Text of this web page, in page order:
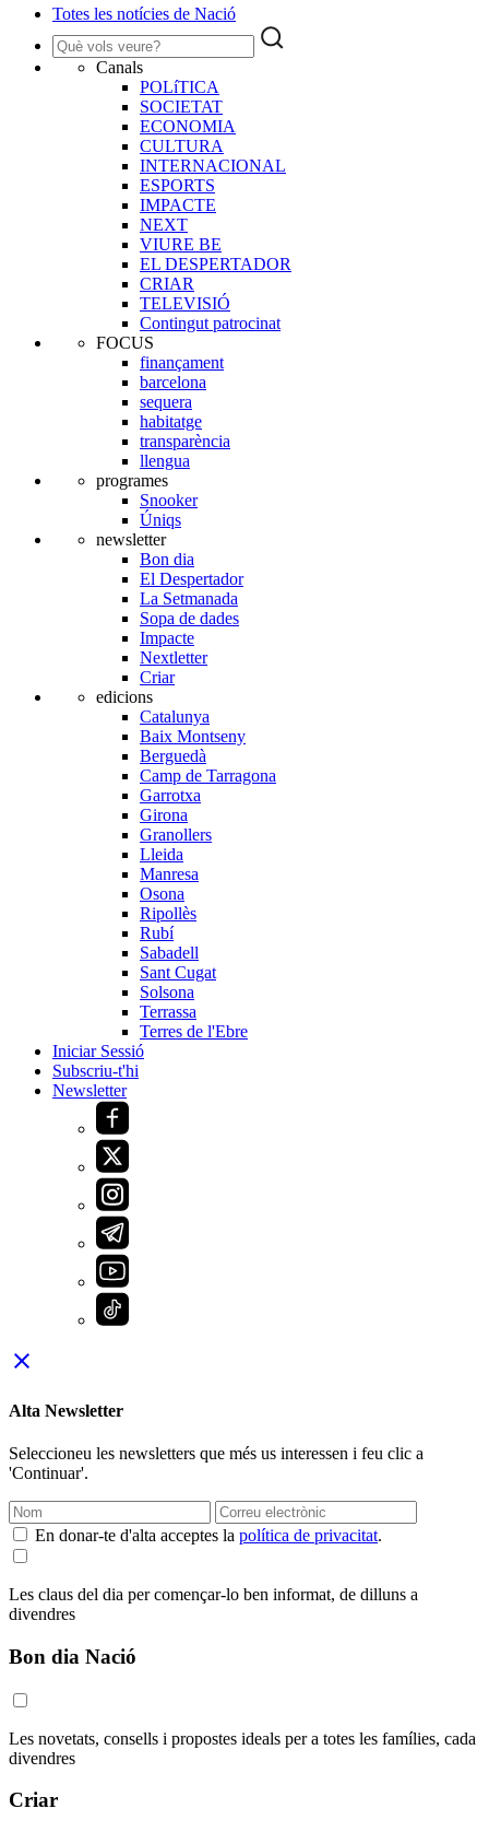
Totes les notícies de Nació
Canals
POLíTICA
SOCIETAT
ECONOMIA
CULTURA
INTERNACIONAL
ESPORTS
IMPACTE
NEXT
VIURE BE
EL DESPERTADOR
CRIAR
TELEVISIÓ
Contingut patrocinat
FOCUS
finançament
barcelona
sequera
habitatge
transparència
llengua
programes
Snooker
Úniqs
newsletter
Bon dia
El Despertador
La Setmanada
Sopa de dades
Impacte
Nextletter
Criar
edicions
Catalunya
Baix Montseny
Berguedà
Camp de Tarragona
Garrotxa
Girona
Granollers
Lleida
Manresa
Osona
Ripollès
Rubí
Sabadell
Sant Cugat
Solsona
Terrassa
Terres de l'Ebre
Iniciar Sessió
Subscriu-t'hi
Newsletter
close
Alta Newsletter
Seleccioneu les newsletters que més us interessen i feu clic a
'Continuar'.
En donar-te d'alta acceptes la política de privacitat.
Les claus del dia per començar-lo ben informat, de dilluns a
divendres
Bon dia Nació
Les novetats, consells i propostes ideals per a totes les famílies, cada
divendres
Criar